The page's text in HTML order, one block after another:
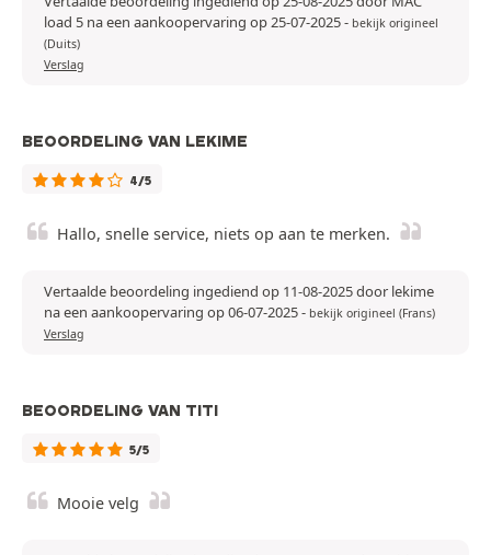
load 5 na een aankoopervaring op 25-07-2025- bekijk origineel
(Duits)
Verslag
BEOORDELING VAN LEKIME
4/5
Hallo, snelle service, niets op aan te merken.
Vertaalde beoordeling ingediend op 11-08-2025 door lekime
na een aankoopervaring op 06-07-2025- bekijk origineel (Frans)
Verslag
BEOORDELING VAN TITI
5/5
Mooie velg